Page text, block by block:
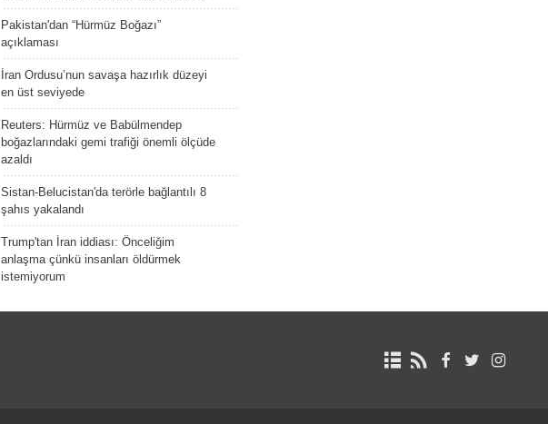
Pakistan'dan “Hürmüz Boğazı”
açıklaması
İran Ordusu’nun savaşa hazırlık düzeyi
en üst seviyede
Reuters: Hürmüz ve Babülmendep
boğazlarındaki gemi trafiği önemli ölçüde
azaldı
Sistan-Belucistan'da terörle bağlantılı 8
şahıs yakalandı
Trump'tan İran iddiası: Önceliğim
anlaşma çünkü insanları öldürmek
istemiyorum